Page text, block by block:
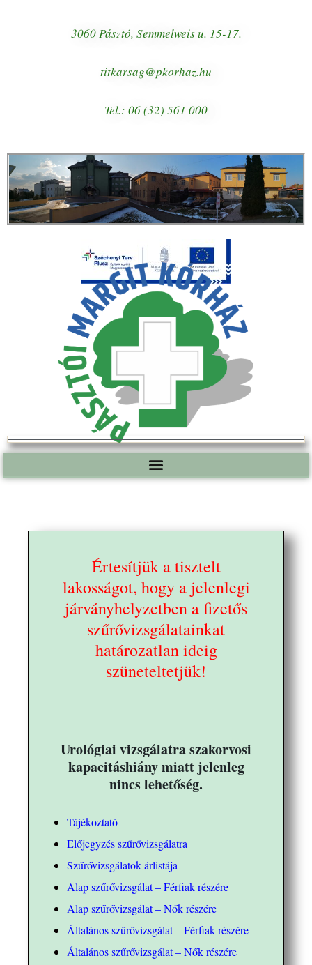
3060 Pásztó, Semmelweis u. 15-17.
titkarsag@pkorhaz.hu
Tel.: 06 (32) 561 000
Értesítjük a tisztelt
lakosságot, hogy a jelenlegi
járványhelyzetben a fizetős
szűrővizsgálatainkat
határozatlan ideig
szüneteltetjük!
Urológiai vizsgálatra szakorvosi
kapacitáshiány miatt jelenleg
nincs lehetőség.
Tájékoztató
Előjegyzés szűrővizsgálatra
Szűrővizsgálatok árlistája
Alap szűrővizsgálat – Férfiak részére
Alap szűrővizsgálat – Nők részére
Általános szűrővizsgálat – Férfiak részére
Általános szűrővizsgálat – Nők részére